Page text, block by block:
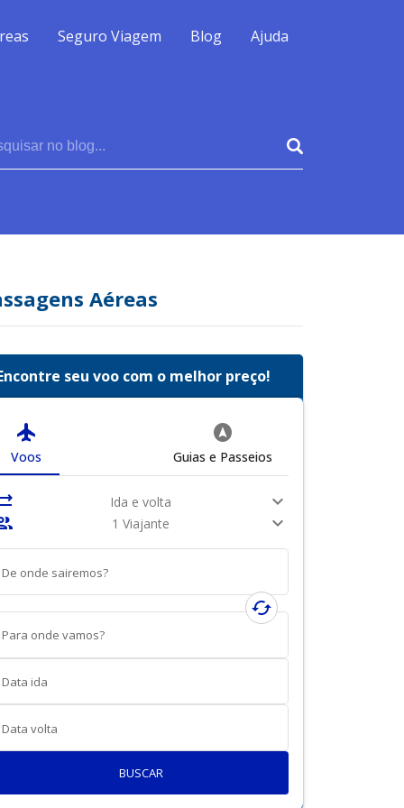
Seguro Viagem Blog Ajuda
Aéreas
seu voo com o melhor preço!
flight
Voos
assistant_navigation
Guias e Passeios
Ida e volta
expand_more
1 Viajante expand_more
De onde sairemos?
cached
Para onde vamos?
Data ida
Data volta
BUSCAR